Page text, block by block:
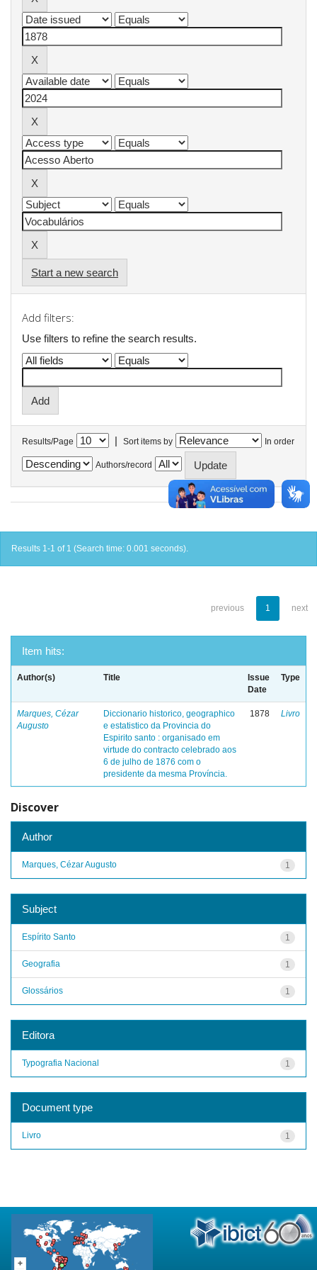
Start a new search
Add filters:
Use filters to refine the search results.
Results/Page | Sort items by In order
Authors/record
Results 1-1 of 1 (Search time: 0.001 seconds).
previous 1 next
Item hits:
Author(s) Title
Issue
Date
Type
Marques, Cézar
Augusto
Diccionario historico, geographico
e estatistico da Provincia do
Espirito santo : organisado em
virtude do contracto celebrado aos
6 de julho de 1876 com o
presidente da mesma Província.
1878 Livro
Discover
Author
1
Marques, Cézar Augusto
Subject
1
Espírito Santo
1
Geografia
1
Glossários
Editora
1
Typografia Nacional
Document type
1
Livro